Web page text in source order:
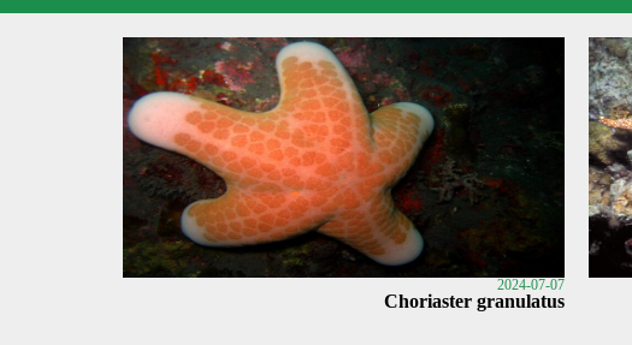
2024-07-07
Choriaster granulatus